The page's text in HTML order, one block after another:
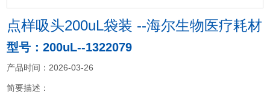
点样吸头200uL袋装 --海尔生物医疗耗材
型号：200uL--1322079
产品时间：2026-03-26
简要描述：